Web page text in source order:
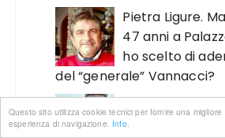
Questo sito utilizza cookie tecnici per fornire una migliore
esperienza di navigazione. Info.
Pietra Ligure.
47 anni a
ho scelto di
del “generale” Vannacci?
Boissano e il
Se l’antenna